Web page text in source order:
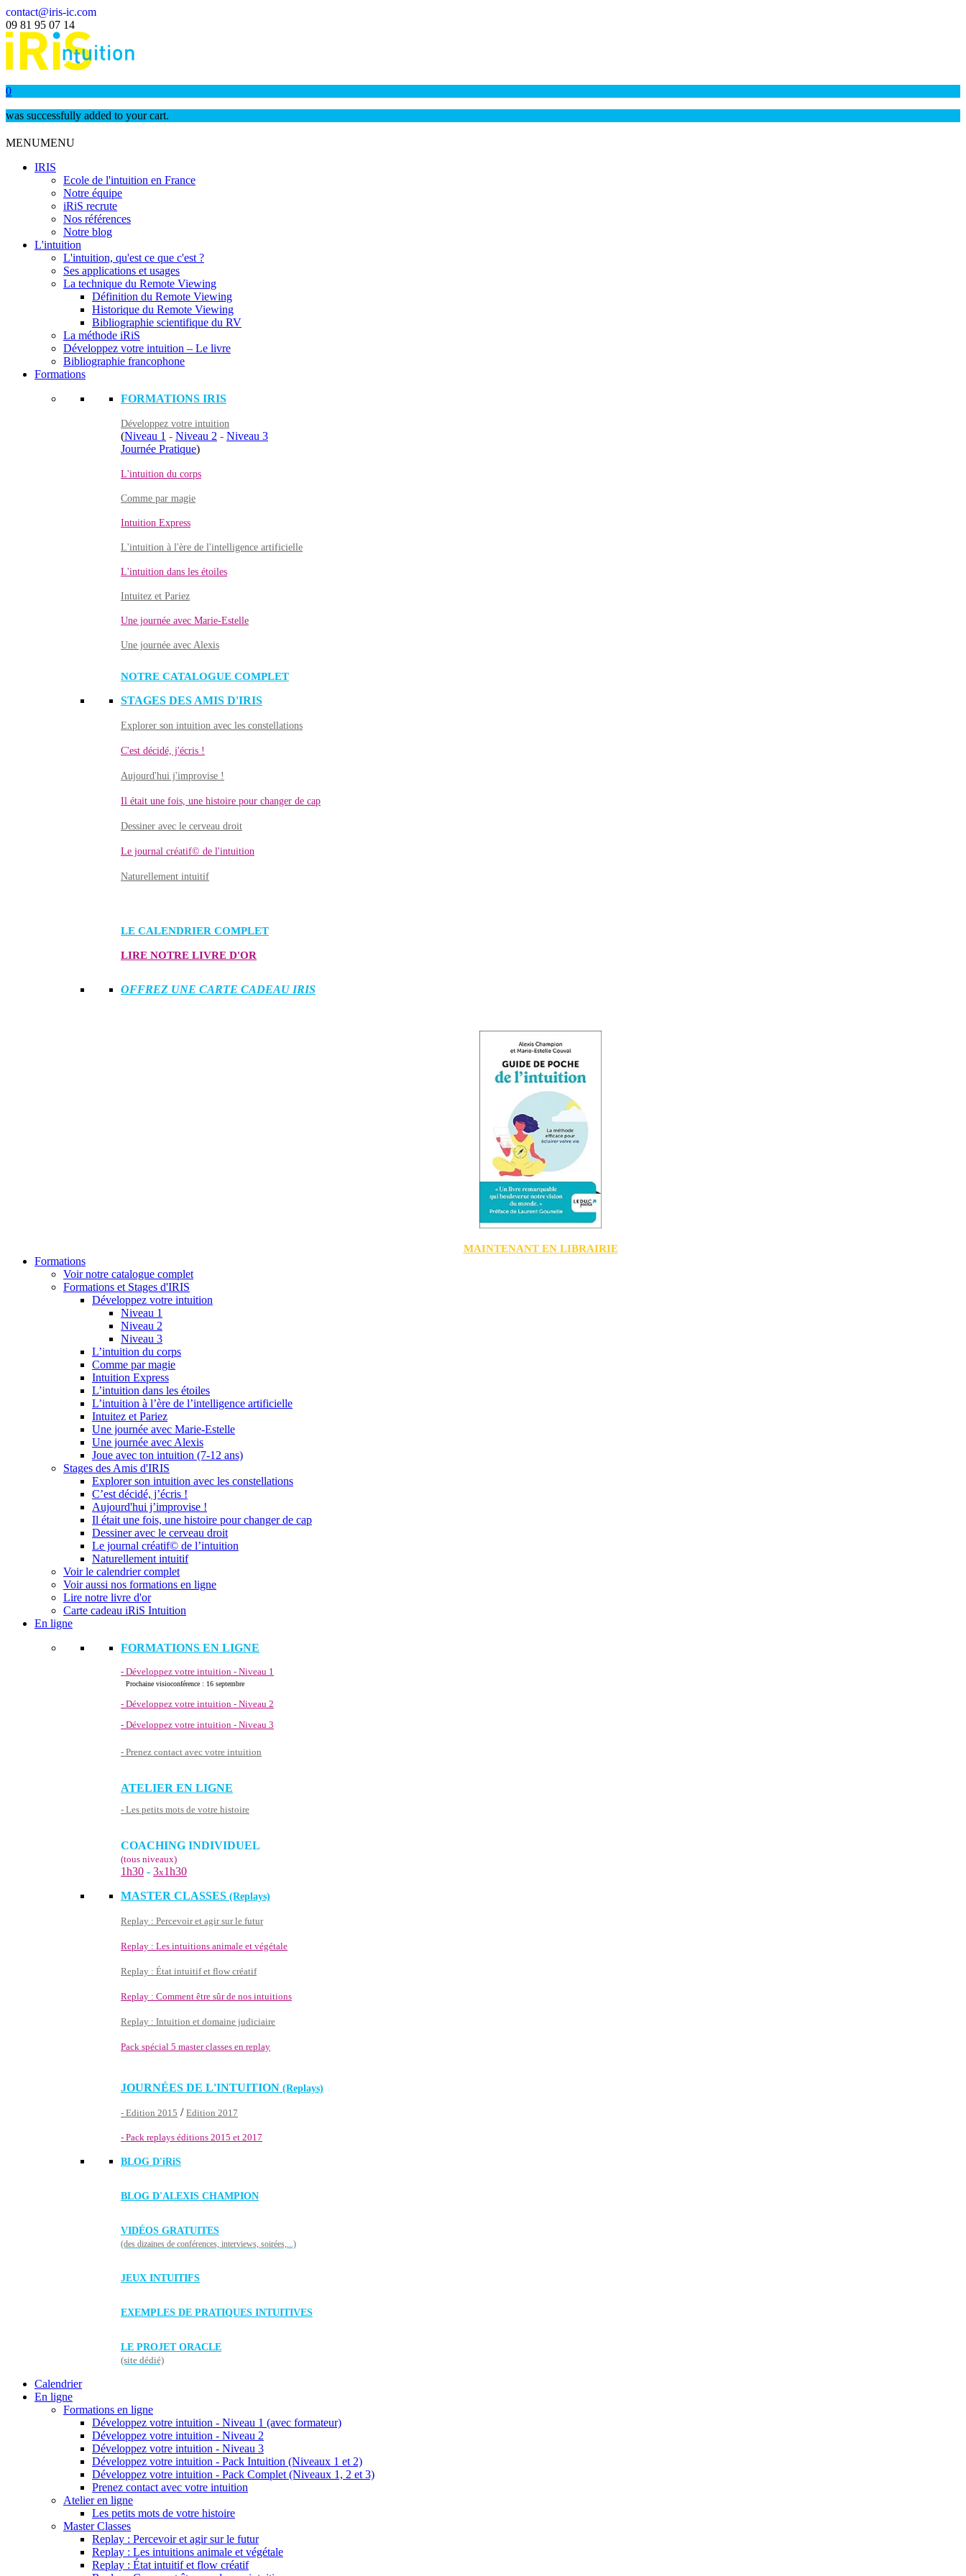
contact@iris-ic.com
09 81 95 07 14
0
was successfully added to your cart.
MENUMENU
IRIS
Ecole de l'intuition en France
Notre équipe
iRiS recrute
Nos références
Notre blog
L'intuition
L'intuition, qu'est ce que c'est ?
Ses applications et usages
La technique du Remote Viewing
Définition du Remote Viewing
Historique du Remote Viewing
Bibliographie scientifique du RV
La méthode iRiS
Développez votre intuition – Le livre
Bibliographie francophone
Formations
FORMATIONS IRIS
Développez votre intuition
(Niveau 1 - Niveau 2 - Niveau 3
Journée Pratique)
L'intuition du corps
Comme par magie
Intuition Express
L'intuition à l'ère de l'intelligence artificielle
L'intuition dans les étoiles
Intuitez et Pariez
Une journée avec Marie-Estelle
Une journée avec Alexis
NOTRE CATALOGUE COMPLET
STAGES DES AMIS D'IRIS
Explorer son intuition avec les constellations
C'est décidé, j'écris !
Aujourd'hui j'improvise !
Il était une fois, une histoire pour changer de cap
Dessiner avec le cerveau droit
Le journal créatif© de l'intuition
Naturellement intuitif
LE CALENDRIER COMPLET
LIRE NOTRE LIVRE D'OR
OFFREZ UNE CARTE CADEAU IRIS
MAINTENANT EN LIBRAIRIE
Formations
Voir notre catalogue complet
Formations et Stages d'IRIS
Développez votre intuition
Niveau 1
Niveau 2
Niveau 3
L’intuition du corps
Comme par magie
Intuition Express
L’intuition dans les étoiles
L’intuition à l’ère de l’intelligence artificielle
Intuitez et Pariez
Une journée avec Marie-Estelle
Une journée avec Alexis
Joue avec ton intuition (7-12 ans)
Stages des Amis d'IRIS
Explorer son intuition avec les constellations
C’est décidé, j’écris !
Aujourd'hui j’improvise !
Il était une fois, une histoire pour changer de cap
Dessiner avec le cerveau droit
Le journal créatif© de l’intuition
Naturellement intuitif
Voir le calendrier complet
Voir aussi nos formations en ligne
Lire notre livre d'or
Carte cadeau iRiS Intuition
En ligne
FORMATIONS EN LIGNE
- Développez votre intuition - Niveau 1
Prochaine visioconférence : 16 septembre
- Développez votre intuition - Niveau 2
- Développez votre intuition - Niveau 3
- Prenez contact avec votre intuition
ATELIER EN LIGNE
- Les petits mots de votre histoire
COACHING INDIVIDUEL
(tous niveaux)
1h30 - 3x1h30
MASTER CLASSES (Replays)
Replay : Percevoir et agir sur le futur
Replay : Les intuitions animale et végétale
Replay : État intuitif et flow créatif
Replay : Comment être sûr de nos intuitions
Replay : Intuition et domaine judiciaire
Pack spécial 5 master classes en replay
JOURNÉES DE L'INTUITION (Replays)
- Edition 2015 / Edition 2017
- Pack replays éditions 2015 et 2017
BLOG D'iRiS
BLOG D'ALEXIS CHAMPION
VIDÉOS GRATUITES
(des dizaines de conférences, interviews, soirées,...)
JEUX INTUITIFS
EXEMPLES DE PRATIQUES INTUITIVES
LE PROJET ORACLE
(site dédié)
Calendrier
En ligne
Formations en ligne
Développez votre intuition - Niveau 1 (avec formateur)
Développez votre intuition - Niveau 2
Développez votre intuition - Niveau 3
Développez votre intuition - Pack Intuition (Niveaux 1 et 2)
Développez votre intuition - Pack Complet (Niveaux 1, 2 et 3)
Prenez contact avec votre intuition
Atelier en ligne
Les petits mots de votre histoire
Master Classes
Replay : Percevoir et agir sur le futur
Replay : Les intuitions animale et végétale
Replay : État intuitif et flow créatif